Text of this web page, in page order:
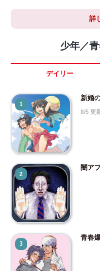
詳
少年／
デイリー
1
新婚
8/5 更
2
闇ア
3
青春